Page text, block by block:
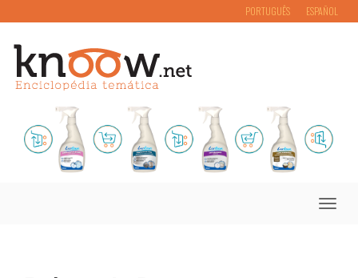
PORTUGUÊS ESPAÑOL
Toggle